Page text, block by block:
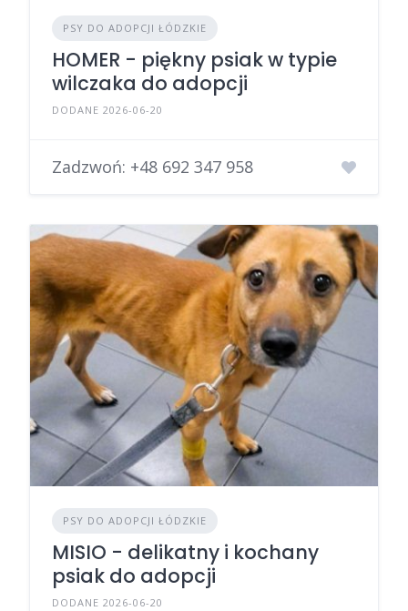
PSY DO ADOPCJI ŁÓDZKIE
HOMER - piękny psiak w typie
wilczaka do adopcji
DODANE 2026-06-20
Zadzwoń: +48 692 347 958
PSY DO ADOPCJI ŁÓDZKIE
MISIO - delikatny i kochany
psiak do adopcji
DODANE 2026-06-20